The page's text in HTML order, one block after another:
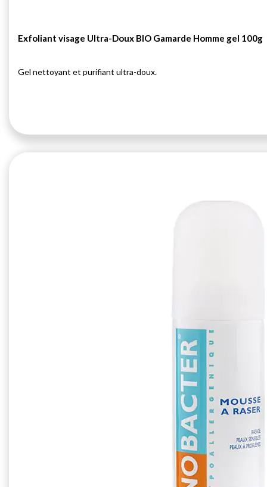
Exfoliant visage Ultra-Doux BIO Gamarde Homme gel 100g
Gel nettoyant et purifiant ultra-doux.